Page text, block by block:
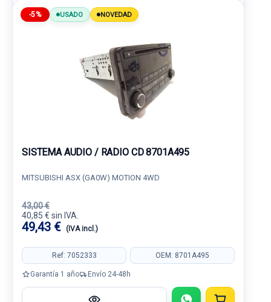
-5% USADO NOVEDAD
SISTEMA AUDIO / RADIO CD 8701A495
MITSUBISHI ASX (GA0W) MOTION 4WD
43,00 €
40,85 € sin IVA.
49,43 € (IVA incl.)
Ref: 7052333 OEM: 8701A495
Garantía 1 año Envío 24-48h